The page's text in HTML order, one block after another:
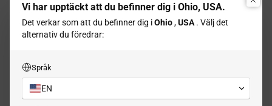
Vi har upptäckt att du befinner dig i Ohio, USA.
Det verkar som att du befinner dig iOhio,USA . Välj det
alternativ du föredrar:
Språk
EN